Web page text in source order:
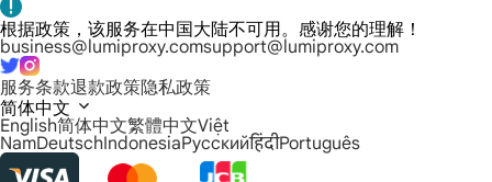
根据政策，该服务在中国大陆不可用。感谢您的理解！
business@lumiproxy.comsupport@lumiproxy.com
服务条款退款政策隐私政策
简体中文
English简体中文繁體中文Việt
NamDeutschIndonesiaРусскийहिंदीPortuguês